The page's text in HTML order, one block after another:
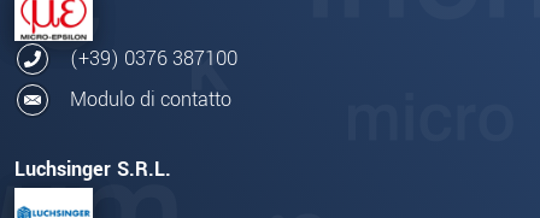
(+39) 0376 387100
Modulo di contatto
Luchsinger S.R.L.